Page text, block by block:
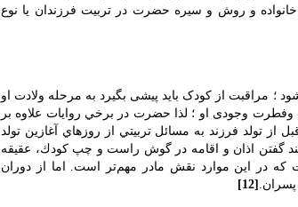
و روش و سيره حضرت در تربيت فرزندان يا نوع
؛ مراقبت از کودک باید پیشی بگیرد به مرحله ولادت او
وفطرت وجودی او ؛ لذا حضرت در برخي روايات علاوه بر
از تولد فرزند به مسائل تربيتي از روزهاي آغازين تولد
گفتن اذان و اقامه در گوش راست و چپ كودك، عقيقه
كه در اين موارد نقش مادر مهم‌تر است. اما از دوران
[12]